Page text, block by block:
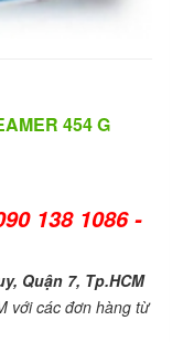
454 G
138 1086 -
Quận 7, Tp.HCM
với các đơn hàng từ